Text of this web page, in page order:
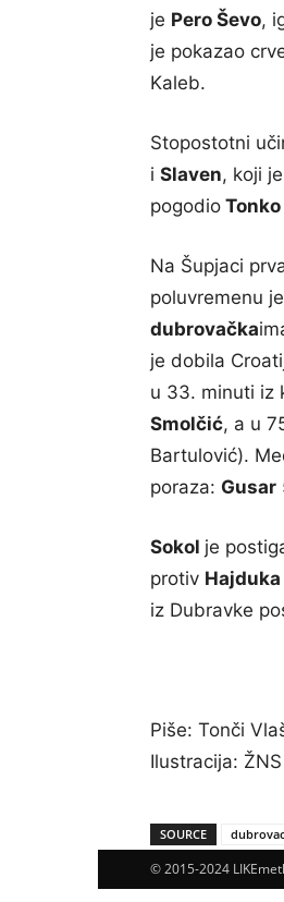
je Pero Ševo,
je pokazao
Kaleb.
Stopostotni
i Slaven, koji
pogodio
Na Šupjaci
poluvremenu
dubrovačka
je dobila
u 33. minuti iz
Smolčić, a u
Bartulović).
poraza: Gusar
Sokol je
protiv Hajduka
iz Dubravke
Piše: Tonči
Ilustracija:
SOURCE
© 2015-2024